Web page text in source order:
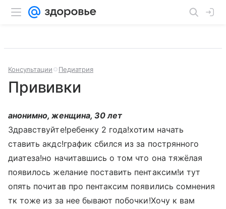
Консультации Педиатрия
Прививки
анонимно, женщина, 30 лет
Здравствуйте!ребенку 2 года!хотим начать
ставить акдс!график сбился из за пострянного
диатеза!но начитавшись о том что она тяжёлая
появилось желание поставить пентаксим!и тут
опять почитав про пентаксим появились сомнения
тк тоже из за нее бывают побочки!Хочу к вам